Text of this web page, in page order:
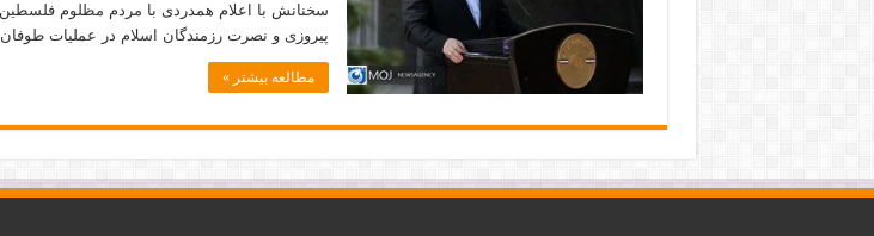
سخنانش با اعلام همدردی با مردم مظلوم
پیروزی و نصرت رزمندگان اسلام در عملیات
مطالعه بیشتر »